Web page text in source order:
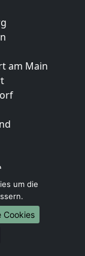
am Main
um die
Cookies